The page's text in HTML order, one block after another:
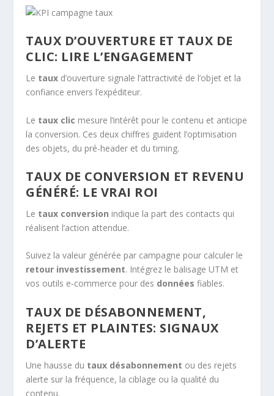
TAUX D’OUVERTURE ET TAUX DE
CLIC: LIRE L’ENGAGEMENT
Le taux d’ouverture signale l’attractivité de l’objet et la
confiance envers l’expéditeur.
Le taux clic mesure l’intérêt pour le contenu et anticipe
la conversion. Ces deux chiffres guident l’optimisation
des objets, du pré-header et du timing.
TAUX DE CONVERSION ET REVENU
GÉNÉRÉ: LE VRAI ROI
Le taux conversion indique la part des contacts qui
réalisent l’action attendue.
Suivez la valeur générée par campagne pour calculer le
retour investissement. Intégrez le balisage UTM et
vos outils e‑commerce pour des données fiables.
TAUX DE DÉSABONNEMENT,
REJETS ET PLAINTES: SIGNAUX
D’ALERTE
Une hausse du taux désabonnement ou des rejets
alerte sur la fréquence, la ciblage ou la qualité du
contenu.